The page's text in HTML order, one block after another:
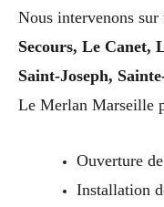
Nous intervenons sur
Secours, Le Canet,
Saint-Joseph,
Le Merlan Marseille
Ouverture
Installation